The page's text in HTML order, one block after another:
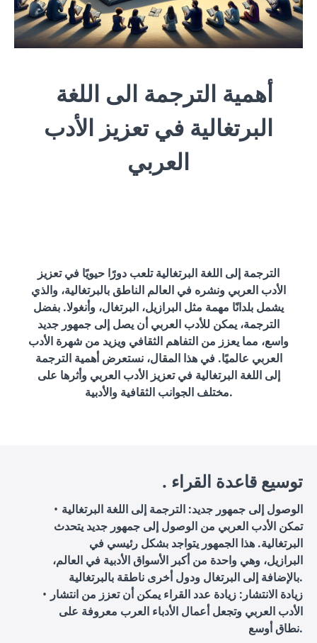
البرتغالية في تعزيز الأدب
العربي
الترجمة إلى اللغة البرتغالية تلعب دورًا حيويًا في تعزيز
الأدب العربي ونشره في العالم الناطق بالبرتغالية، والذي
يشمل بلدانًا مهمة مثل البرازيل، البرتغال، وأنغولا. بفضل
الترجمة، يمكن للأدب العربي أن يصل إلى جمهور جديد
واسع، مما يعزز من التفاهم الثقافي ويزيد من شهرة الأدب
العربي عالميًا. في هذا المقال، نستعرض أهمية الترجمة
إلى اللغة البرتغالية في تعزيز الأدب العربي وأثرها على
مختلف الجوانب الثقافية والأدبية.
. توسيع قاعدة القراء
الوصول إلى جمهور جديد: الترجمة إلى اللغة البرتغالية
تمكن الأدب العربي من الوصول إلى جمهور جديد يتحدث
البرتغالية. هذا الجمهور يتواجد بشكل رئيسي في
البرازيل، وهي واحدة من أكبر الأسواق الأدبية في العالم،
بالإضافة إلى البرتغال ودول أخرى ناطقة بالبرتغالية.
زيادة الانتشار: زيادة عدد القراء يمكن أن تعزز من انتشار
الأدب العربي وتجعل أعمال الأدباء العرب معروفة على
نطاق أوسع.